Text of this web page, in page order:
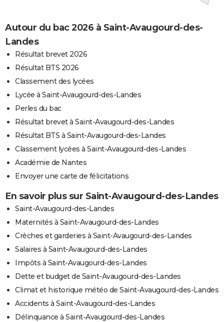
Autour du bac 2026 à Saint-Avaugourd-des-
Landes
Résultat brevet 2026
Résultat BTS 2026
Classement des lycées
Lycée à Saint-Avaugourd-des-Landes
Perles du bac
Résultat brevet à Saint-Avaugourd-des-Landes
Résultat BTS à Saint-Avaugourd-des-Landes
Classement lycées à Saint-Avaugourd-des-Landes
Académie de Nantes
Envoyer une carte de félicitations
En savoir plus sur Saint-Avaugourd-des-Landes
Saint-Avaugourd-des-Landes
Maternités à Saint-Avaugourd-des-Landes
Crèches et garderies à Saint-Avaugourd-des-Landes
Salaires à Saint-Avaugourd-des-Landes
Impôts à Saint-Avaugourd-des-Landes
Dette et budget de Saint-Avaugourd-des-Landes
Climat et historique météo de Saint-Avaugourd-des-Landes
Accidents à Saint-Avaugourd-des-Landes
Délinquance à Saint-Avaugourd-des-Landes